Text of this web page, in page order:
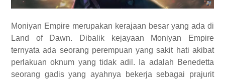
Moniyan Empire merupakan kerajaan besar yang ada di
Land of Dawn. Dibalik kejayaan Moniyan Empire
ternyata ada seorang perempuan yang sakit hati akibat
perlakuan oknum yang tidak adil. Ia adalah Benedetta
seorang gadis yang ayahnya bekerja sebagai prajurit